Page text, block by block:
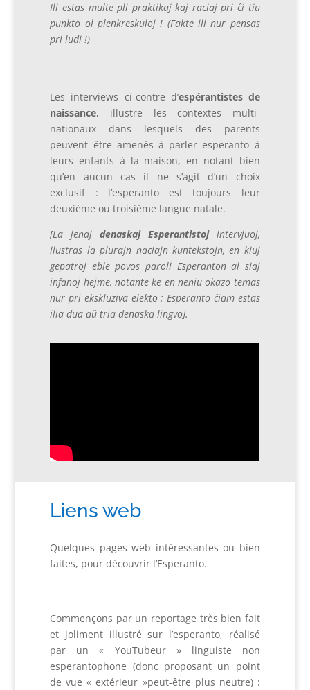
Ili estas multe pli praktikaj kaj raciaj pri ĉi tiu
punkto ol plenkreskuloj ! (Fakte ili nur pensas
pri ludi !)
Les interviews ci-contre d’espérantistes de
naissance, illustre les contextes multi-
nationaux dans lesquels des parents
peuvent être amenés à parler esperanto à
leurs enfants à la maison, en notant bien
qu’en aucun cas il ne s’agit d’un choix
exclusif : l’esperanto est toujours leur
deuxième ou troisième langue natale.
[La jenaj denaskaj Esperantistojintervjuoj,
ilustras la plurajn naciajn kuntekstojn, en kiuj
gepatroj eble povos paroli Esperanton al siaj
infanoj hejme, notante ke en neniu okazo temas
nur pri ekskluziva elekto : Esperanto ĉiam estas
ilia dua aŭ tria denaska lingvo].
Liens web
Quelques pages web intéressantes ou bien
faites, pour découvrir l’Esperanto.
Commençons par un reportage très bien fait
et joliment illustré sur l’esperanto, réalisé
par un « YouTubeur » linguiste non
esperantophone (donc proposant un point
de vue « extérieur »peut-être plus neutre) :